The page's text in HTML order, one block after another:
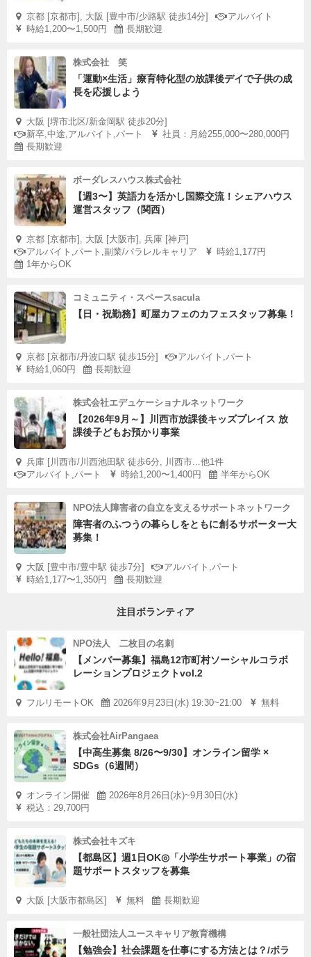
京都 [京都市], 大阪 [豊中市/少路駅 徒歩14分]
アルバイト
時給1,200〜1,500円
長期歓迎
株式会社 笑
「運動×生活」療育特化型の放課後デイで子供の成
長を応援しよう
大阪 [堺市北区/新金岡駅 徒歩20分]
新卒,中途,アルバイト,パート
社員：月給255,000〜280,000円
長期歓迎
ボーダレスハウス株式会社
【週3〜】英語力を活かし国際交流！シェアハウス
運営スタッフ（関西）
京都 [京都市], 大阪 [大阪市], 兵庫 [神戸]
アルバイト,パート,副業/パラレルキャリア
時給1,177円
1年からOK
コミュニティ・スペースsacula
【日・祝勤務】町屋カフェのカフェスタッフ募集！
京都 [京都市/丹波口駅 徒歩15分]
アルバイト,パート
時給1,060円
長期歓迎
株式会社エデュケーショナルネットワーク
【2026年9月～】川西市放課後キッズプレイス 放
課後子どもお預かり事業
兵庫 [川西市/川西池田駅 徒歩6分, 川西市...他1件
アルバイト,パート
時給1,200〜1,400円 半年からOK
NPO法人障害者の自立を支えるサポートネットワーク
障害者のふつうの暮らしをともに創るサポーター大
募集！
大阪 [豊中市/豊中駅 徒歩7分]
アルバイト,パート
時給1,177〜1,350円
長期歓迎
注目ボランティア
NPO法人 二枚目の名刺
【メンバー募集】福島12市町村ソーシャルコラボ
レーションプロジェクトvol.2
フルリモートOK 2026年9月23日(水) 19:30~21:00 無料
株式会社AirPangaea
【中高生募集 8/26〜9/30】オンライン留学 ×
SDGs（6週間）
オンライン開催
2026年8月26日(水)~9月30日(水)
税込：29,700円
株式会社キズキ
【都島区】週1日OK◎「小学生サポート事業」の宿
題サポートスタッフを募集
大阪 [大阪市都島区] 無料 長期歓迎
一般社団法人ユースキャリア教育機構
【勉強会】社会課題を仕事にする方法とは？/ボラ